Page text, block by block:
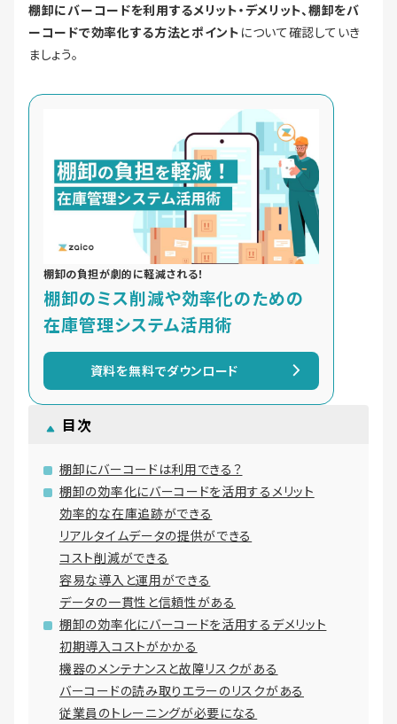
棚卸にバーコードを利用するメリット・デメリット、棚卸をバ
ーコードで効率化する方法とポイント について確認していき
ましょう。
棚卸の負担が劇的に軽減される！
棚卸のミス削減や効率化のための
在庫管理システム活用術
資料を無料でダウンロード
目次
棚卸にバーコードは利用できる？
棚卸の効率化にバーコードを活用するメリット
効率的な在庫追跡ができる
リアルタイムデータの提供ができる
コスト削減ができる
容易な導入と運用ができる
データの一貫性と信頼性がある
棚卸の効率化にバーコードを活用するデメリット
初期導入コストがかかる
機器のメンテナンスと故障リスクがある
バーコードの読み取りエラーのリスクがある
従業員のトレーニングが必要になる